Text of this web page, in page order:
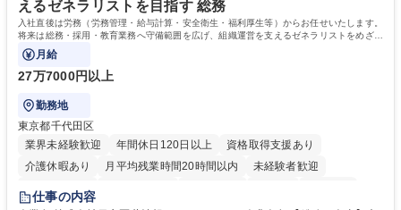
格：
えるゼネラリストを目指す 総務
入社直後は労務（労務管理・給与計算・安全衛生・福利厚生等）からお任せいたします。
将来は総務・採用・教育業務へ守備範囲を広げ、組織運営を支えるゼネラリストをめざせ
ます。
月給
27万7000円以上
勤務地
東京都千代田区
業界未経験歓迎
年間休日120日以上
資格取得支援あり
介護休暇あり
月平均残業時間20時間以内
未経験者歓迎
住宅手当あり
仕事の内容